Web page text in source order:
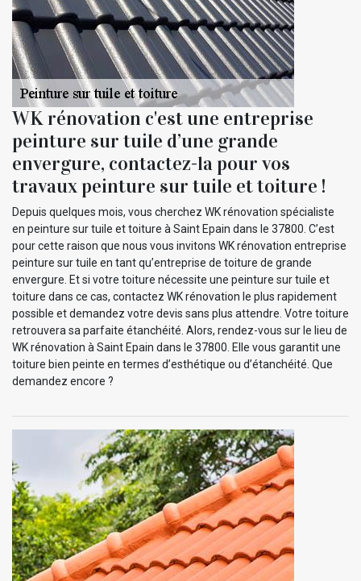
WK rénovation c'est une entreprise
peinture sur tuile d’une grande
envergure, contactez-la pour vos
travaux peinture sur tuile et toiture !
Depuis quelques mois, vous cherchez WK rénovation spécialiste
en peinture sur tuile et toiture à Saint Epain dans le 37800. C’est
pour cette raison que nous vous invitons WK rénovation entreprise
peinture sur tuile en tant qu’entreprise de toiture de grande
envergure. Et si votre toiture nécessite une peinture sur tuile et
toiture dans ce cas, contactez WK rénovation le plus rapidement
possible et demandez votre devis sans plus attendre. Votre toiture
retrouvera sa parfaite étanchéité. Alors, rendez-vous sur le lieu de
WK rénovation à Saint Epain dans le 37800. Elle vous garantit une
toiture bien peinte en termes d’esthétique ou d’étanchéité. Que
demandez encore ?